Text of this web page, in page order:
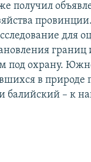
получил
для
под охрану.
в природе
балийский – к